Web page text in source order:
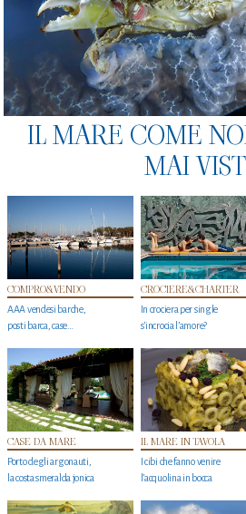
IL MARE COME
MAI
COMPRO&VENDO
AAA vendesi barche,
posti barca, case…
CROCIERE&CHARTER
In crociera per single
s'incrocia l’amore?
CASE DA MARE
Porto degli argonauti,
la costa smeralda jonica
IL MARE IN TAVOLA
I cibi che fanno venire
l’acquolina in bocca